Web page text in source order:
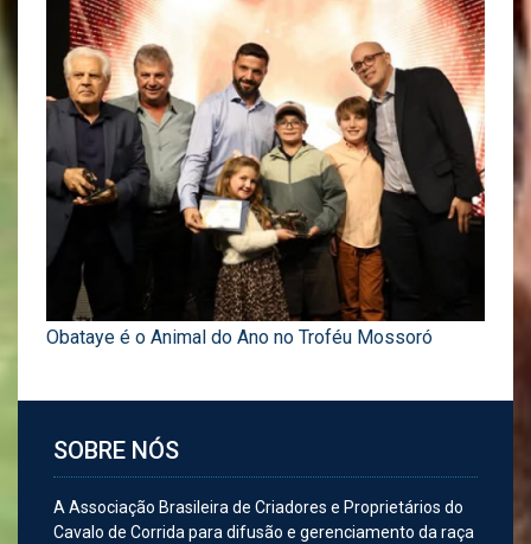
Obataye é o Animal do Ano no Troféu Mossoró
SOBRE NÓS
A Associação Brasileira de Criadores e Proprietários do
Cavalo de Corrida para difusão e gerenciamento da raça